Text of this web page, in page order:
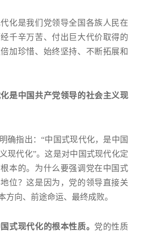
是我们党领导全国各族人民在
千辛万苦、付出巨大代价取得的
加珍惜、始终坚持、不断拓展和
中国共产党领导的社会主义现
指出：“中国式现代化，是中国
现代化”。这是对中国式现代化定
本的。为什么要强调党在中国式
位？这是因为，党的领导直接关
方向、前途命运、最终成败。
式现代化的根本性质。 党的性质